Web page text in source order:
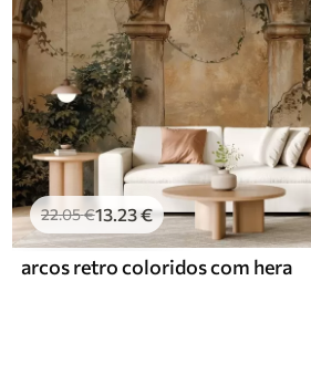
22.05€13.23€
arcos retro coloridos com hera